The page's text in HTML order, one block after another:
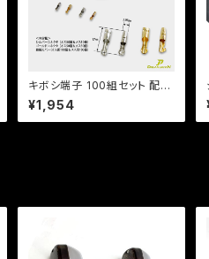
キボシ端子 100組セット 配線
用 /車 /バイク 整備/3.9m
m ケース付/c069【クリック
ポスト送料無料】
¥1,954